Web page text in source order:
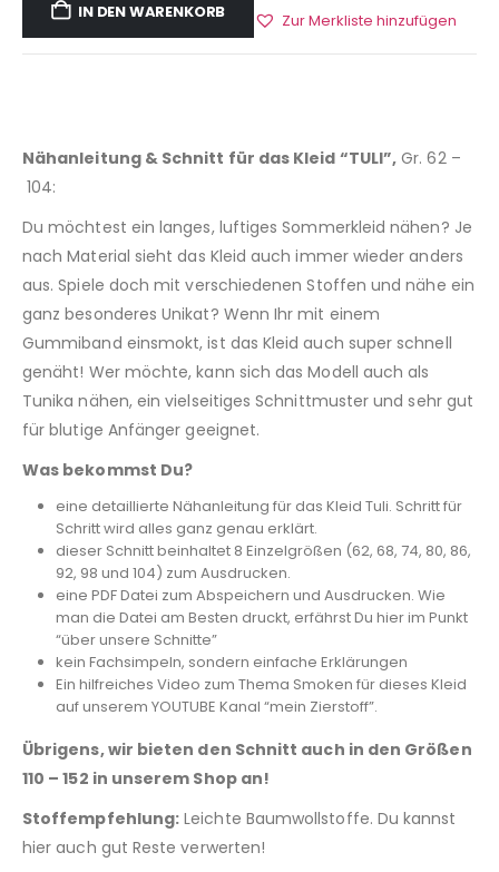
IN DEN WARENKORB Zur Merkliste hinzufügen
Nähanleitung & Schnitt für das Kleid “TULI”, Gr. 62 –
104:
Du möchtest ein langes, luftiges Sommerkleid nähen? Je
nach Material sieht das Kleid auch immer wieder anders
aus. Spiele doch mit verschiedenen Stoffen und nähe ein
ganz besonderes Unikat? Wenn Ihr mit einem
Gummiband einsmokt, ist das Kleid auch super schnell
genäht! Wer möchte, kann sich das Modell auch als
Tunika nähen, ein vielseitiges Schnittmuster und sehr gut
für blutige Anfänger geeignet.
Was bekommst Du?
eine detaillierte Nähanleitung für das Kleid Tuli. Schritt für
Schritt wird alles ganz genau erklärt.
dieser Schnitt beinhaltet 8 Einzelgrößen (62, 68, 74, 80, 86,
92, 98 und 104) zum Ausdrucken.
eine PDF Datei zum Abspeichern und Ausdrucken. Wie
man die Datei am Besten druckt, erfährst Du hier im Punkt
“über unsere Schnitte”
kein Fachsimpeln, sondern einfache Erklärungen
Ein hilfreiches Video zum Thema Smoken für dieses Kleid
auf unserem YOUTUBE Kanal “mein Zierstoff”.
Übrigens, wir bieten den Schnitt auch in den Größen
110 – 152 in unserem Shop an!
Stoffempfehlung: Leichte Baumwollstoffe. Du kannst
hier auch gut Reste verwerten!